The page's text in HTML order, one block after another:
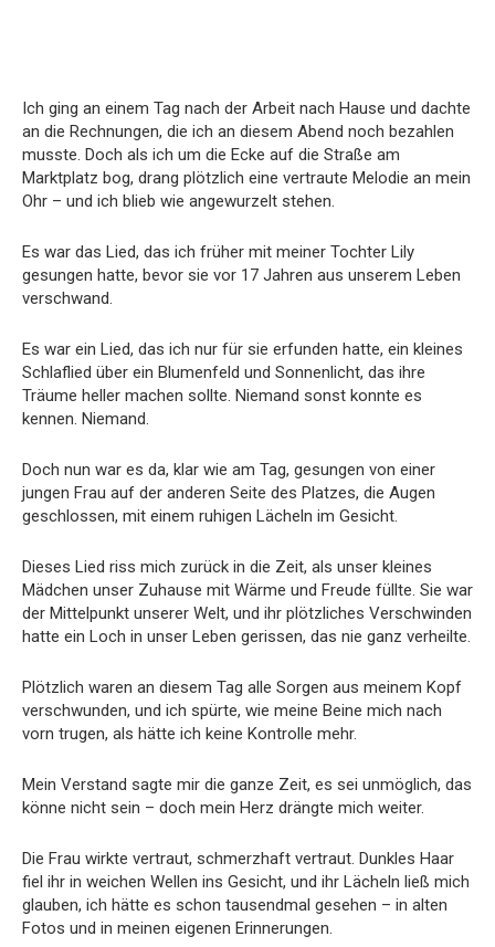
Ich ging an einem Tag nach der Arbeit nach Hause und dachte
an die Rechnungen, die ich an diesem Abend noch bezahlen
musste. Doch als ich um die Ecke auf die Straße am
Marktplatz bog, drang plötzlich eine vertraute Melodie an mein
Ohr – und ich blieb wie angewurzelt stehen.
Es war das Lied, das ich früher mit meiner Tochter Lily
gesungen hatte, bevor sie vor 17 Jahren aus unserem Leben
verschwand.
Es war ein Lied, das ich nur für sie erfunden hatte, ein kleines
Schlaflied über ein Blumenfeld und Sonnenlicht, das ihre
Träume heller machen sollte. Niemand sonst konnte es
kennen. Niemand.
Doch nun war es da, klar wie am Tag, gesungen von einer
jungen Frau auf der anderen Seite des Platzes, die Augen
geschlossen, mit einem ruhigen Lächeln im Gesicht.
Dieses Lied riss mich zurück in die Zeit, als unser kleines
Mädchen unser Zuhause mit Wärme und Freude füllte. Sie war
der Mittelpunkt unserer Welt, und ihr plötzliches Verschwinden
hatte ein Loch in unser Leben gerissen, das nie ganz verheilte.
Plötzlich waren an diesem Tag alle Sorgen aus meinem Kopf
verschwunden, und ich spürte, wie meine Beine mich nach
vorn trugen, als hätte ich keine Kontrolle mehr.
Mein Verstand sagte mir die ganze Zeit, es sei unmöglich, das
könne nicht sein – doch mein Herz drängte mich weiter.
Die Frau wirkte vertraut, schmerzhaft vertraut. Dunkles Haar
fiel ihr in weichen Wellen ins Gesicht, und ihr Lächeln ließ mich
glauben, ich hätte es schon tausendmal gesehen – in alten
Fotos und in meinen eigenen Erinnerungen.